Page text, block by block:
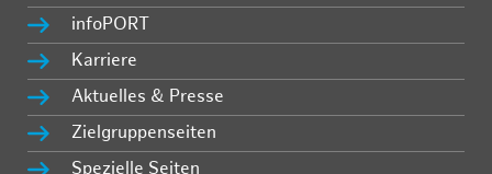
infoPORT
Karriere
Aktuelles & Presse
Zielgruppenseiten
Spezielle Seiten